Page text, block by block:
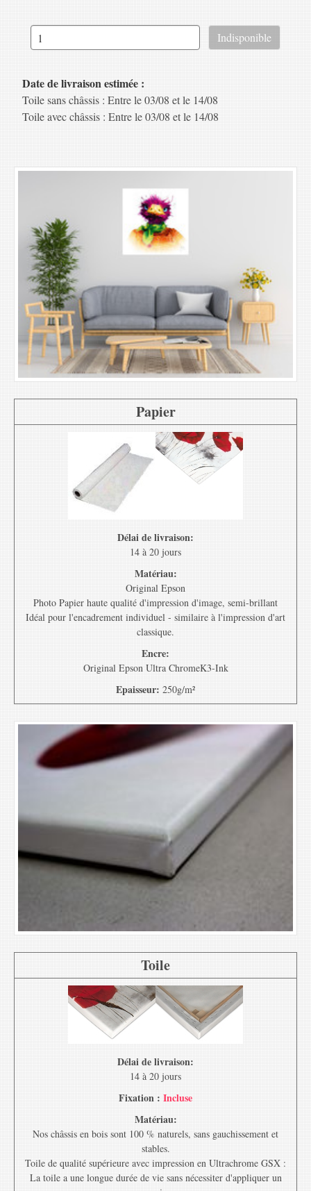
Date de livraison estimée :
Toile sans châssis : Entre le 03/08 et le 14/08
Toile avec châssis : Entre le 03/08 et le 14/08
Papier
Délai de livraison:
14 à 20 jours
Matériau:
Original Epson
Photo Papier haute qualité d'impression d'image, semi-brillant
Idéal pour l'encadrement individuel - similaire à l'impression d'art
classique.
Encre:
Original Epson Ultra ChromeK3-Ink
Epaisseur: 250g/m²
Toile
Délai de livraison:
14 à 20 jours
Fixation : Incluse
Matériau:
Nos châssis en bois sont 100 % naturels, sans gauchissement et
stables.
Toile de qualité supérieure avec impression en Ultrachrome GSX :
La toile a une longue durée de vie sans nécessiter d'appliquer un